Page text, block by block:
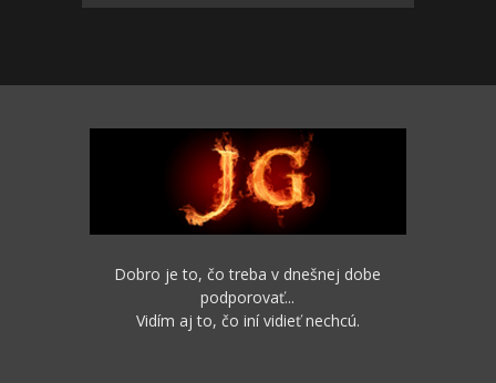
Dobro je to, čo treba v dnešnej dobe
podporovať...
Vidím aj to, čo iní vidieť nechcú.